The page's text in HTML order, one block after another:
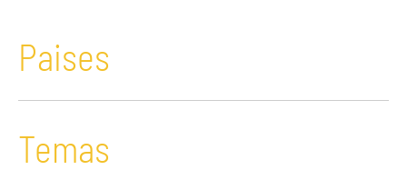
Paises
Temas